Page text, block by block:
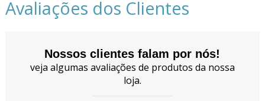
Avaliações dos Clientes
Nossos clientes falam por nós!
veja algumas avaliações de produtos da nossa
loja.